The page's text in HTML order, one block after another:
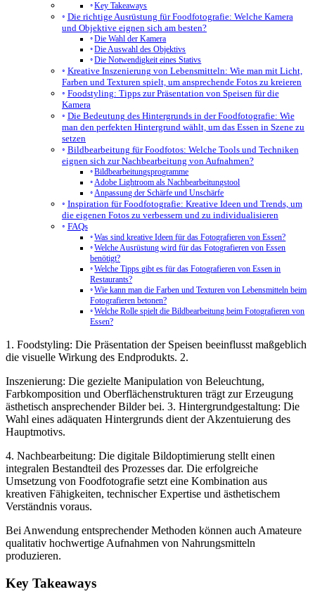
Key Takeaways
Die richtige Ausrüstung für Foodfotografie: Welche Kamera
und Objektive eignen sich am besten?
Die Wahl der Kamera
Die Auswahl des Objektivs
Die Notwendigkeit eines Stativs
Kreative Inszenierung von Lebensmitteln: Wie man mit Licht,
Farben und Texturen spielt, um ansprechende Fotos zu kreieren
Foodstyling: Tipps zur Präsentation von Speisen für die
Kamera
Die Bedeutung des Hintergrunds in der Foodfotografie: Wie
man den perfekten Hintergrund wählt, um das Essen in Szene zu
setzen
Bildbearbeitung für Foodfotos: Welche Tools und Techniken
eignen sich zur Nachbearbeitung von Aufnahmen?
Bildbearbeitungsprogramme
Adobe Lightroom als Nachbearbeitungstool
Anpassung der Schärfe und Unschärfe
Inspiration für Foodfotografie: Kreative Ideen und Trends, um
die eigenen Fotos zu verbessern und zu individualisieren
FAQs
Was sind kreative Ideen für das Fotografieren von Essen?
Welche Ausrüstung wird für das Fotografieren von Essen
benötigt?
Welche Tipps gibt es für das Fotografieren von Essen in
Restaurants?
Wie kann man die Farben und Texturen von Lebensmitteln beim
Fotografieren betonen?
Welche Rolle spielt die Bildbearbeitung beim Fotografieren von
Essen?
1. Foodstyling: Die Präsentation der Speisen beeinflusst maßgeblich
die visuelle Wirkung des Endprodukts. 2.
Inszenierung: Die gezielte Manipulation von Beleuchtung,
Farbkomposition und Oberflächenstrukturen trägt zur Erzeugung
ästhetisch ansprechender Bilder bei. 3. Hintergrundgestaltung: Die
Wahl eines adäquaten Hintergrunds dient der Akzentuierung des
Hauptmotivs.
4. Nachbearbeitung: Die digitale Bildoptimierung stellt einen
integralen Bestandteil des Prozesses dar. Die erfolgreiche
Umsetzung von Foodfotografie setzt eine Kombination aus
kreativen Fähigkeiten, technischer Expertise und ästhetischem
Verständnis voraus.
Bei Anwendung entsprechender Methoden können auch Amateure
qualitativ hochwertige Aufnahmen von Nahrungsmitteln
produzieren.
Key Takeaways